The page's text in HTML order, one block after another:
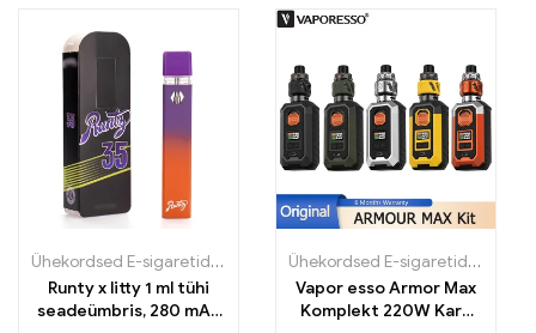
Ühekordsed E-sigaretid
,Ühekordsed E-sigaretid Eestis,
Runty x litty 1 ml tühi
seadeümbris, 280 mAh
Ühekordsed E-sigaretid
,
Vapor esso Armor Max
Komplekt 220W Karp